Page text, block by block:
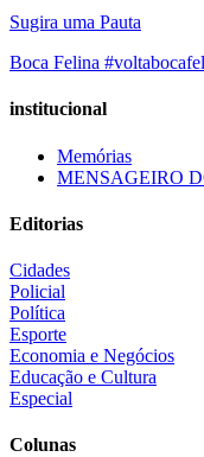
Sugira uma Pauta
Boca Felina
institucional
Memórias
MENSAGEIRO
Editorias
Cidades
Policial
Política
Esporte
Economia e Negócios
Educação e Cultura
Especial
Colunas